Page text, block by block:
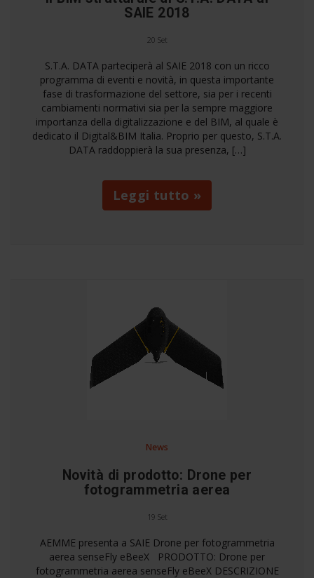
SAIE 2018
20 Set
S.T.A. DATA parteciperà al SAIE 2018 con un ricco
programma di eventi e novità, in questa importante
fase di trasformazione del settore, sia per i recenti
cambiamenti normativi sia per la sempre maggiore
importanza della digitalizzazione e del BIM, al quale è
dedicato il Digital&BIM Italia. Proprio per questo, S.T.A.
DATA raddoppierà la sua presenza, […]
Leggi tutto »
News
Novità di prodotto: Drone per
fotogrammetria aerea
19 Set
AEMME presenta a SAIE Drone per fotogrammetria
aerea senseFly eBeeX PRODOTTO: Drone per
fotogrammetria aerea senseFly eBeeX DESCRIZIONE